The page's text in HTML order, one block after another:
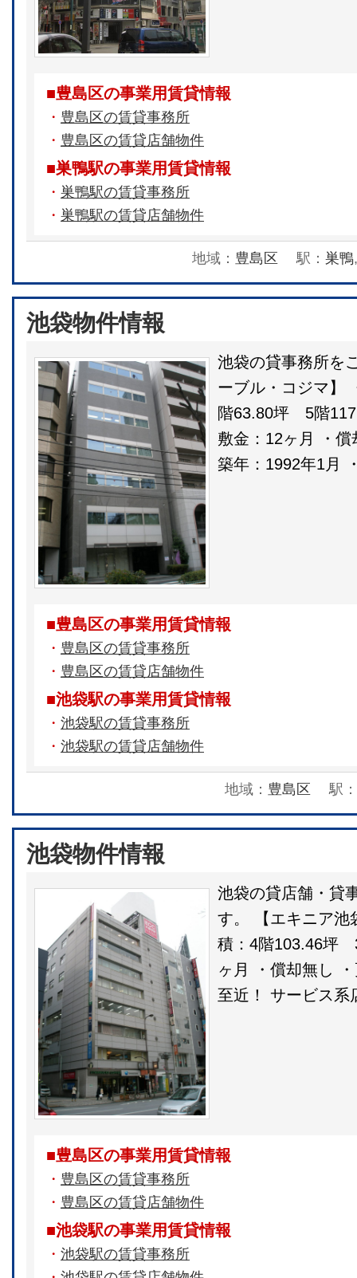
■豊島区の事業用賃貸情報
・ 豊島区の賃貸事務所
・ 豊島区の賃貸店舗物件
■巣鴨駅の事業用賃貸情報
・ 巣鴨駅の賃貸事務所
・ 巣鴨駅の賃貸店舗物件
地域： 豊島区 駅： 巣鴨,
池袋物件情報
池袋の貸事務所を
ーブル・コジマ】
階63.80坪 5階
敷金：12ヶ月 ・
築年：1992年1月
■豊島区の事業用賃貸情報
・ 豊島区の賃貸事務所
・ 豊島区の賃貸店舗物件
■池袋駅の事業用賃貸情報
・ 池袋駅の賃貸事務所
・ 池袋駅の賃貸店舗物件
地域： 豊島区 駅：
池袋物件情報
池袋の貸店舗・貸
す。 【エキニア池
積：4階103.46坪
ヶ月 ・償却無し
至近！ サービス系
■豊島区の事業用賃貸情報
・ 豊島区の賃貸事務所
・ 豊島区の賃貸店舗物件
■池袋駅の事業用賃貸情報
・ 池袋駅の賃貸事務所